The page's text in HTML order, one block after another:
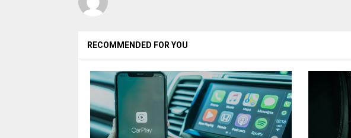
RECOMMENDED FOR YOU